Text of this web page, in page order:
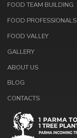
FOOD TEAM BUILDING
FOOD PROFESSIONALS
FOOD VALLEY
GALLERY
ABOUT US
BLOG
CONTACTS